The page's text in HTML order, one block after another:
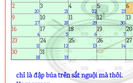
2
20
3
21
4
22
5
23
6
9
27
10
28
11
29
12
30
13
16
4
17
5
18
6
19
7
20
23
11
24
12
25
13
26
14
27
30
18
31
19
chỉ là đập búa trên sắt nguội mà thôi.